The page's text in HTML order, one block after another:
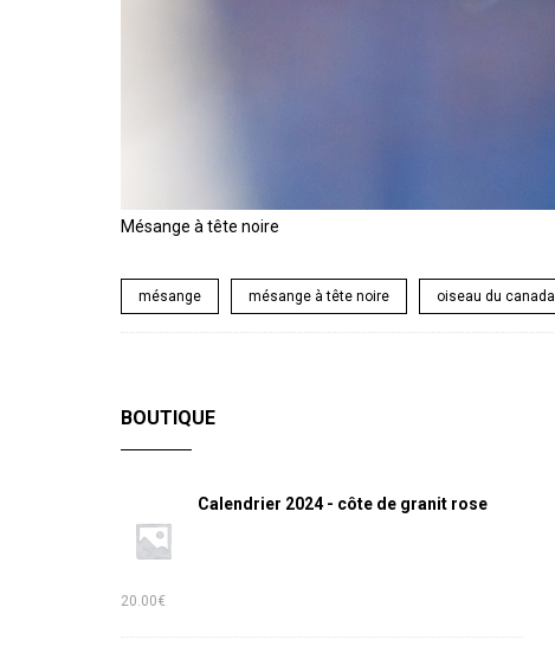
Mésange à tête noire
mésange mésange à tête noire oiseau du canada
BOUTIQUE
Calendrier 2024 - côte de granit rose
20.00€